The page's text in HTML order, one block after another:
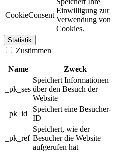
CookieConsent
Speichert Ihre
Einwilligung zur
Verwendung von
Cookies.
Statistik
Zustimmen
Name Zweck
_pk_ses
Speichert Informationen
über den Besuch der
Website
_pk_id
Speichert eine Besucher-
ID
_pk_ref
Speichert, wie der
Besucher die Website
aufgerufen hat